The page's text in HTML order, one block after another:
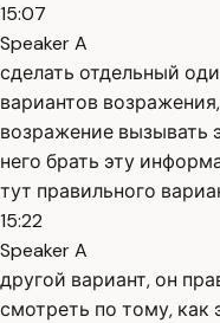
15:07
Speaker A
сделать отдельный
вариантов
возражение вызывать
него брать эту
тут правильного
15:22
Speaker A
другой вариант, он
смотреть по тому, как